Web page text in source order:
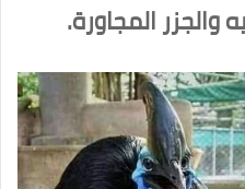
والجزر المجاورة.